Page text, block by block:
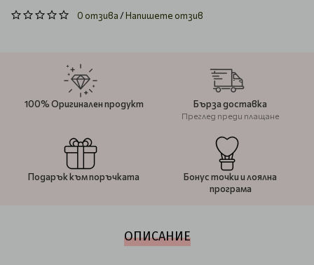
0 отзива/Напишете отзив
100% Оригинален продукт Бърза доставка
Преглед преди плащане
Подарък към поръчката
Бонус точки и лоялна
програма
ОПИСАНИЕ